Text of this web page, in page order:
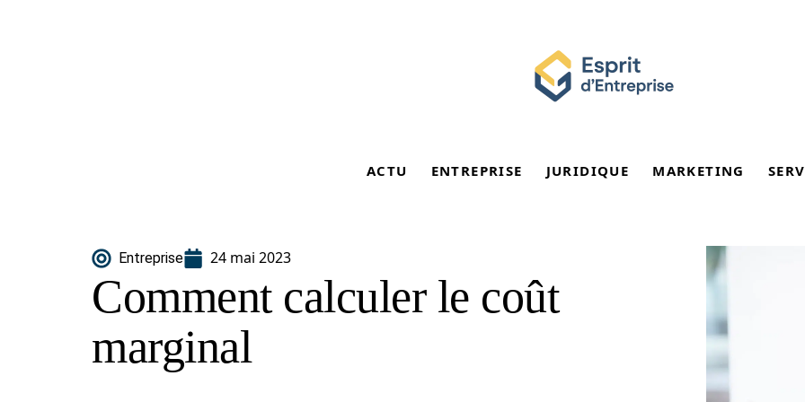
ACTU ENTREPRISE JURIDIQUE MARKETING
Entreprise 24 mai 2023
Comment calculer le coût
marginal